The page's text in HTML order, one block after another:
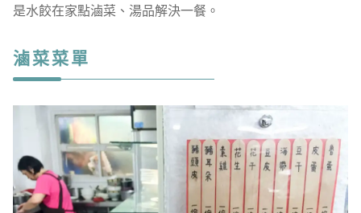
是水餃在家點滷菜、湯品解決一餐。
滷菜菜單